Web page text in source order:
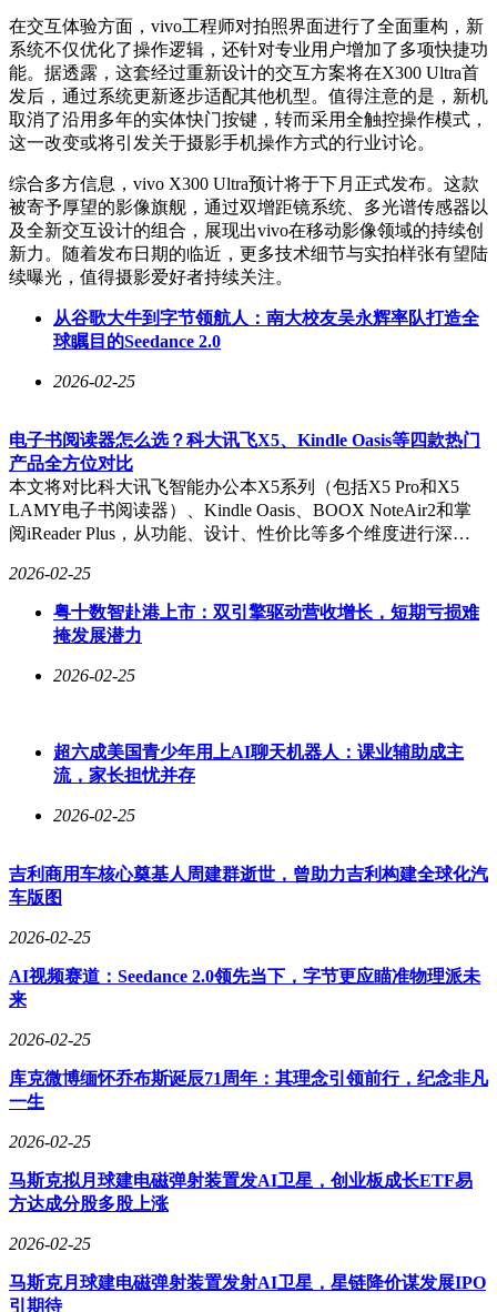
在交互体验方面，vivo工程师对拍照界面进行了全面重构，新
系统不仅优化了操作逻辑，还针对专业用户增加了多项快捷功
能。据透露，这套经过重新设计的交互方案将在X300 Ultra首
发后，通过系统更新逐步适配其他机型。值得注意的是，新机
取消了沿用多年的实体快门按键，转而采用全触控操作模式，
这一改变或将引发关于摄影手机操作方式的行业讨论。
综合多方信息，vivo X300 Ultra预计将于下月正式发布。这款
被寄予厚望的影像旗舰，通过双增距镜系统、多光谱传感器以
及全新交互设计的组合，展现出vivo在移动影像领域的持续创
新力。随着发布日期的临近，更多技术细节与实拍样张有望陆
续曝光，值得摄影爱好者持续关注。
从谷歌大牛到字节领航人：南大校友吴永辉率队打造全
球瞩目的Seedance 2.0
2026-02-25
电子书阅读器怎么选？科大讯飞X5、Kindle Oasis等四款热门
产品全方位对比
本文将对比科大讯飞智能办公本X5系列（包括X5 Pro和X5
LAMY电子书阅读器）、Kindle Oasis、BOOX NoteAir2和掌
阅iReader Plus，从功能、设计、性价比等多个维度进行深…
2026-02-25
粤十数智赴港上市：双引擎驱动营收增长，短期亏损难
掩发展潜力
2026-02-25
超六成美国青少年用上AI聊天机器人：课业辅助成主
流，家长担忧并存
2026-02-25
吉利商用车核心奠基人周建群逝世，曾助力吉利构建全球化汽
车版图
2026-02-25
AI视频赛道：Seedance 2.0领先当下，字节更应瞄准物理派未
来
2026-02-25
库克微博缅怀乔布斯诞辰71周年：其理念引领前行，纪念非凡
一生
2026-02-25
马斯克拟月球建电磁弹射装置发AI卫星，创业板成长ETF易
方达成分股多股上涨
2026-02-25
马斯克月球建电磁弹射装置发射AI卫星，星链降价谋发展IPO
引期待